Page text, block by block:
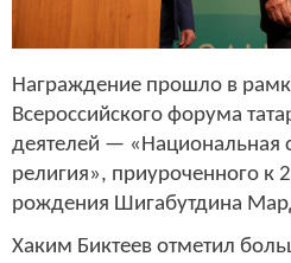
Награждение прошло в
Всероссийского форума
деятелей — «Национальная
религия», приуроченного к
рождения Шигабутдина
Хаким Биктеев отметил